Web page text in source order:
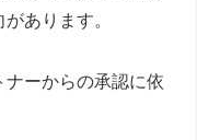
あります。
ーからの承認に依